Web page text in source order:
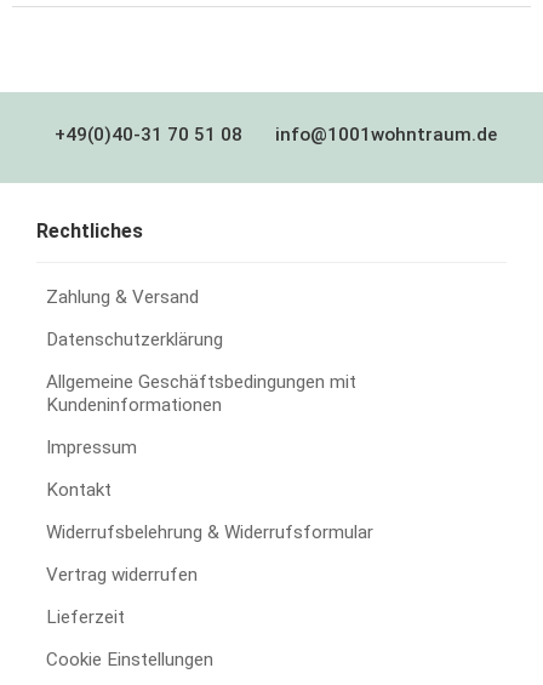
+49(0)40-31 70 51 08 info@1001wohntraum.de
Rechtliches
Zahlung & Versand
Datenschutzerklärung
Allgemeine Geschäftsbedingungen mit
Kundeninformationen
Impressum
Kontakt
Widerrufsbelehrung & Widerrufsformular
Vertrag widerrufen
Lieferzeit
Cookie Einstellungen